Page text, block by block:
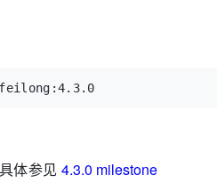
feilong :4.3.0
体参见 4.3.0 milestone